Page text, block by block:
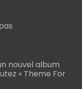
nouvel album
« Theme For